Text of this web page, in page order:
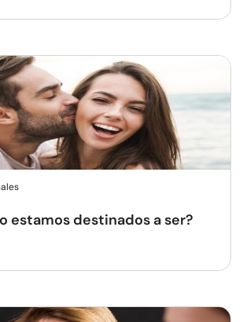
estamos destinados a ser?